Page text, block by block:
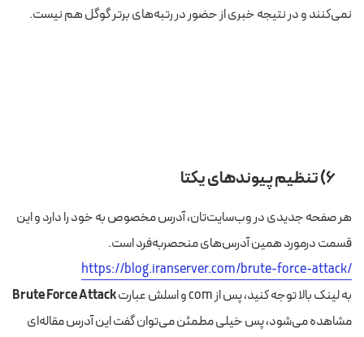
نمی‌کنند و در نتیجه خبری از حضور در رتبه‌های برتر گوگل هم نیست.
۶) تنظیم پیوندهای یکتا
هر صفحه جدیدی در وب‌سایت‌تان، آدرس مخصوص به‌ خود را دارد و این
قسمت درمورد همین آدرس‌های منحصر‌به‌فرد است.
https://blog.iranserver.com/brute-force-attack/
به لینک بالا توجه کنید، پس از com و اسلش عبارت
Brute Force Attack
مشاهده می‌شود، پس خیلی مطمئن می‌توان گفت این آدرس مقاله‌ای